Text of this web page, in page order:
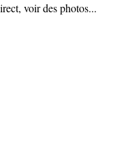
voir des photos...